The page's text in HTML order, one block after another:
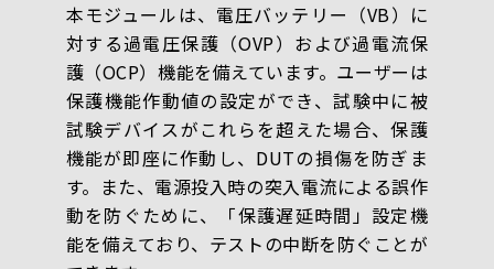
本モジュールは、電圧バッテリー（VB）に
対する過電圧保護（OVP）および過電流保
護（OCP）機能を備えています。ユーザーは
保護機能作動値の設定ができ、試験中に被
試験デバイスがこれらを超えた場合、保護
機能が即座に作動し、DUTの損傷を防ぎま
す。また、電源投入時の突入電流による誤作
動を防ぐために、「保護遅延時間」設定機
能を備えており、テストの中断を防ぐことが